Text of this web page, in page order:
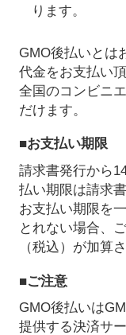
ります。
GMO後払いとは
代金をお支払い
全国のコンビニ
だけます。
■お支払い期限
請求書発行から
払い期限は請求
お支払い期限を
とれない場合、
（税込）が加算
■ご注意
GMO後払いは
提供する決済サー